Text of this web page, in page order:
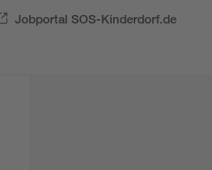
Jobportal SOS-Kinderdorf.de